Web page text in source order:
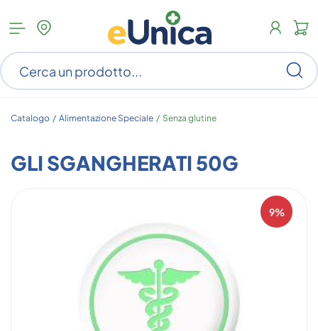
Apri
menu
categorie
Catalogo / Alimentazione Speciale / Senza glutine
GLI SGANGHERATI 50G
9%